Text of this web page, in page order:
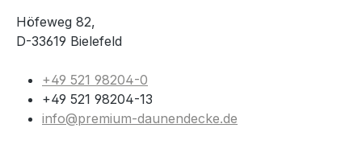
Höfeweg 82,
D-33619 Bielefeld
+49 521 98204-0
+49 521 98204-13
info@premium-daunendecke.de